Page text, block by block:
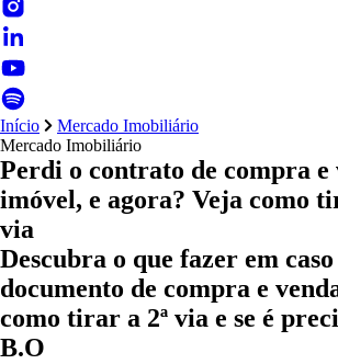
Início
Mercado Imobiliário
Mercado Imobiliário
Perdi o contrato de compra e
imóvel, e agora? Veja como
via
Descubra o que fazer em
documento de compra e
como tirar a 2ª via e se é
B.O